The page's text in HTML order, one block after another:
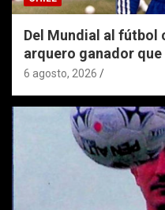
Del Mundial al fútbol
arquero ganador que
6 agosto, 2026